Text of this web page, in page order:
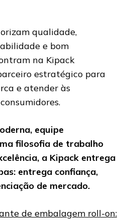
qualidade,
e bom
na Kipack
estratégico para
e atender às
equipe
filosofia de trabalho
a Kipack entrega
entrega confiança,
de mercado.
de embalagem roll-on: